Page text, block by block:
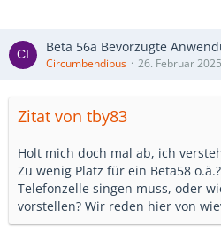
Beta 56a Bevorzugte
Circumbendibus 26. Februar 2025
Zitat von tby83
Holt mich doch mal ab, ich
Zu wenig Platz für ein Beta58
Telefonzelle singen muss, oder
vorstellen? Wir reden hier von